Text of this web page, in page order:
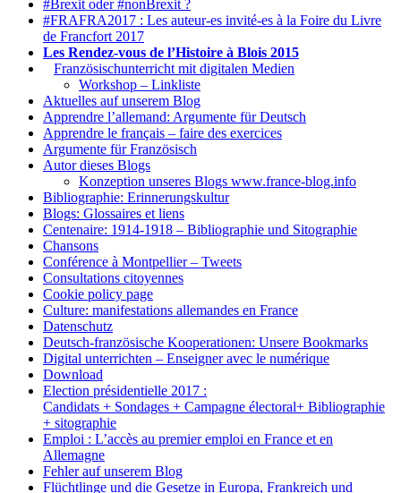
#Brexit oder #nonBrexit ?
#FRAFRA2017 : Les auteur-es invité-es à la Foire du Livre
de Francfort 2017
Les Rendez-vous de l’Histoire à Blois 2015
Französischunterricht mit digitalen Medien
Workshop – Linkliste
Aktuelles auf unserem Blog
Apprendre l’allemand: Argumente für Deutsch
Apprendre le français – faire des exercices
Argumente für Französisch
Autor dieses Blogs
Konzeption unseres Blogs www.france-blog.info
Bibliographie: Erinnerungskultur
Blogs: Glossaires et liens
Centenaire: 1914-1918 – Bibliographie und Sitographie
Chansons
Conférence à Montpellier – Tweets
Consultations citoyennes
Cookie policy page
Culture: manifestations allemandes en France
Datenschutz
Deutsch-französische Kooperationen: Unsere Bookmarks
Digital unterrichten – Enseigner avec le numérique
Download
Election présidentielle 2017 :
Candidats + Sondages + Campagne électoral+ Bibliographie
+ sitographie
Emploi : L’accès au premier emploi en France et en
Allemagne
Fehler auf unserem Blog
Flüchtlinge und die Gesetze in Europa, Frankreich und